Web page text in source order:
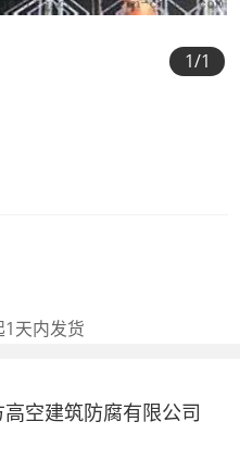
1/1
天内发货
空建筑防腐有限公司